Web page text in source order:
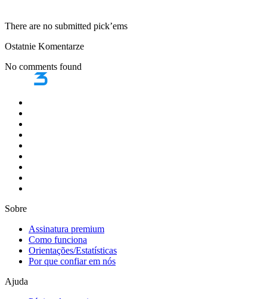
There are no submitted pick’ems
Ostatnie Komentarze
No comments found
Sobre
Assinatura premium
Como funciona
Orientações/Estatísticas
Por que confiar em nós
Ajuda